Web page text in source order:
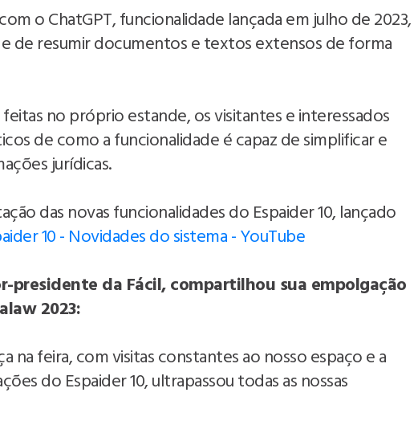
o ChatGPT, funcionalidade lançada em julho de 2023,
de resumir documentos e textos extensos de forma
no próprio estande, os visitantes e interessados
de como a funcionalidade é capaz de simplificar e
jurídicas.
das novas funcionalidades do Espaider 10, lançado
10 - Novidades do sistema - YouTube
presidente da Fácil, compartilhou sua empolgação
2023:
na feira, com visitas constantes ao nosso espaço e a
do Espaider 10, ultrapassou todas as nossas